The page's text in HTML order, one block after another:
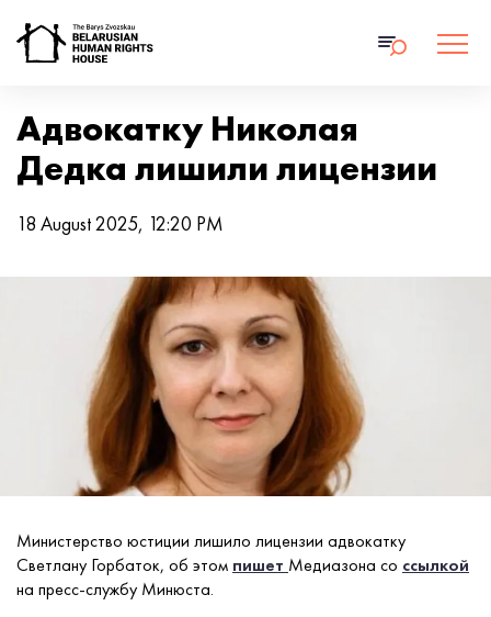
Адвокатку Николая
Дедка лишили лицензии
18 August 2025, 12:20 PM
Министерство юстиции лишило лицензии адвокатку
Светлану Горбаток, об этом пишет Медиазона со ссылкой
на пресс-службу Минюста.